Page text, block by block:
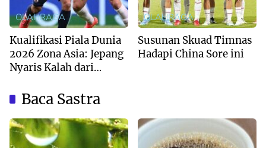
OLAHRAGA
Kualifikasi Piala Dunia
2026 Zona Asia: Jepang
Nyaris Kalah dari
OLAHRAGA
Susunan Skuad Timnas
Hadapi China Sore ini
Baca Sastra